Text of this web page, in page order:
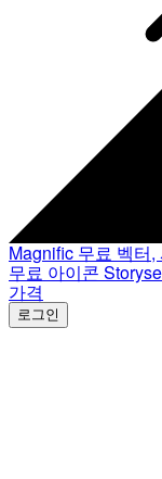
Magnific 무료 벡터,
무료 아이콘
가격
로그인